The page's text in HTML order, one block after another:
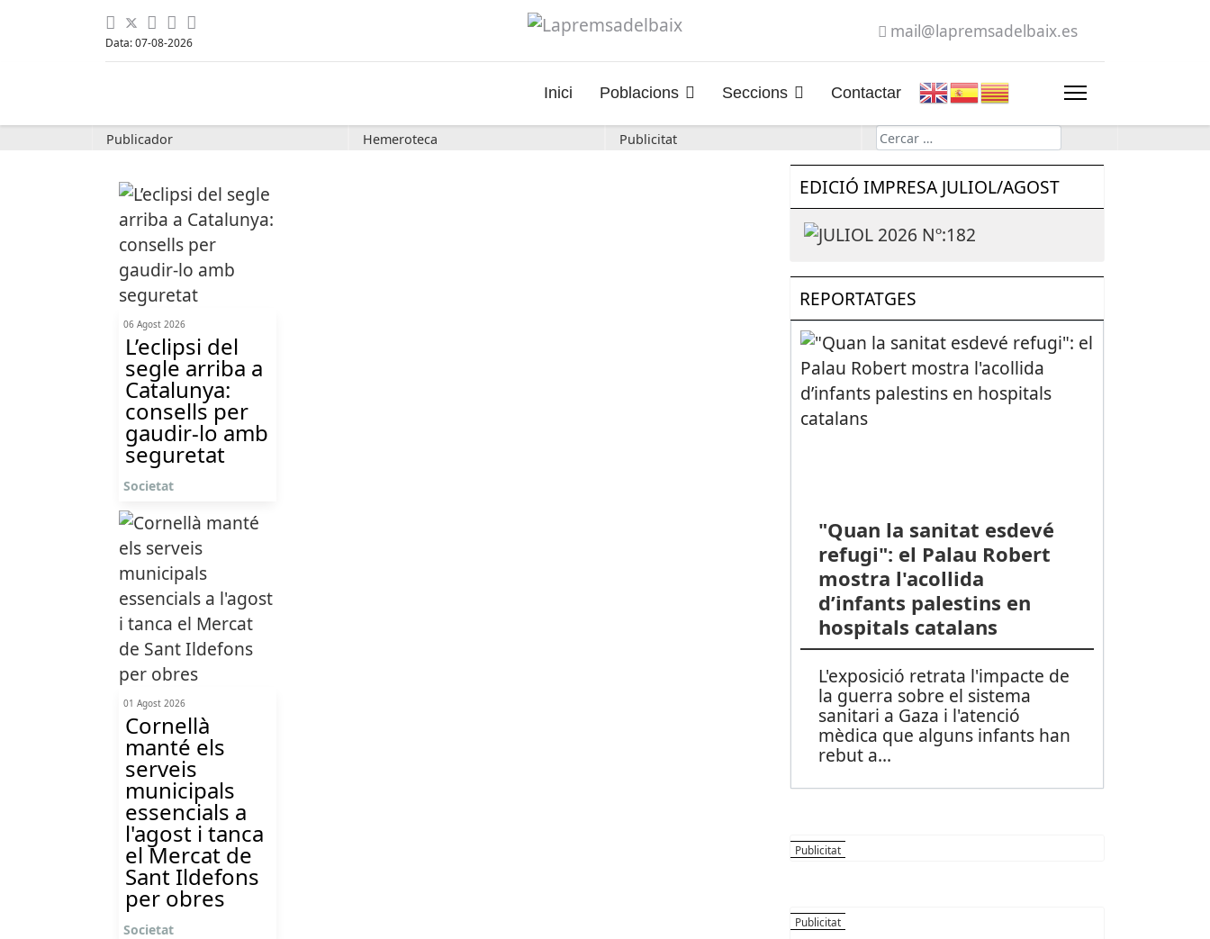
Data: 07-08-2026
mail@lapremsadelbaix.es
Inici Poblacions Seccions Contactar
Publicador Hemeroteca Publicitat Cerca
06 Agost 2026
L’eclipsi del
segle arriba a
Catalunya:
consells per
gaudir-lo amb
seguretat
Societat
01 Agost 2026
Cornellà
manté els
serveis
municipals
essencials a
l'agost i tanca
el Mercat de
Sant Ildefons
per obres
Societat
EDICIÓ IMPRESA JULIOL/AGOST
REPORTATGES
"Quan la sanitat esdevé
refugi": el Palau Robert
mostra l'acollida
d’infants palestins en
hospitals catalans
L'exposició retrata l'impacte de
la guerra sobre el sistema
sanitari a Gaza i l'atenció
mèdica que alguns infants han
rebut a...